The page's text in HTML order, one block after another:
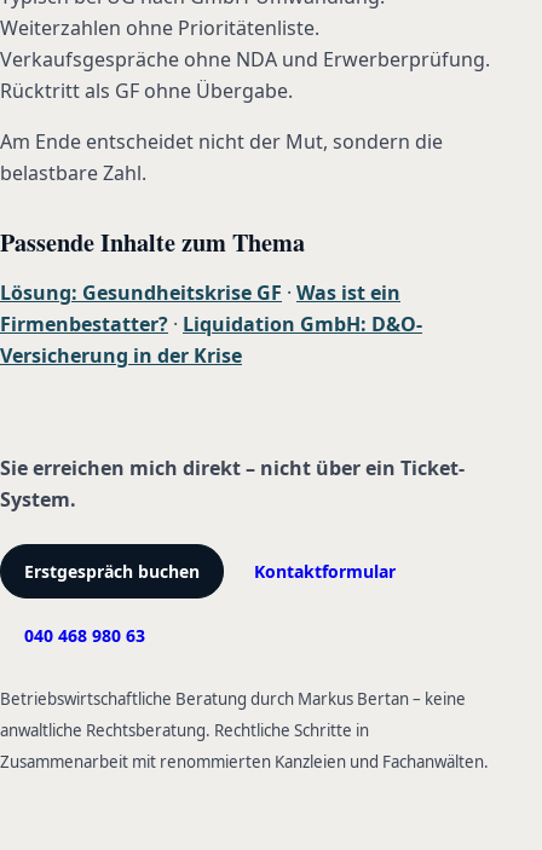
Weiterzahlen ohne Prioritätenliste.
Verkaufsgespräche ohne NDA und Erwerberprüfung.
Rücktritt als GF ohne Übergabe.
Am Ende entscheidet nicht der Mut, sondern die
belastbare Zahl.
Passende Inhalte zum Thema
Lösung: Gesundheitskrise GF · Was ist ein
Firmenbestatter? · Liquidation GmbH: D&O-
Versicherung in der Krise
Sie erreichen mich direkt – nicht über ein Ticket-
System.
Erstgespräch buchen Kontaktformular
040 468 980 63
Betriebswirtschaftliche Beratung durch Markus Bertan – keine
anwaltliche Rechtsberatung. Rechtliche Schritte in
Zusammenarbeit mit renommierten Kanzleien und Fachanwälten.